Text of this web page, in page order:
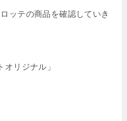
ッテの商品を確認していき
オリジナル」